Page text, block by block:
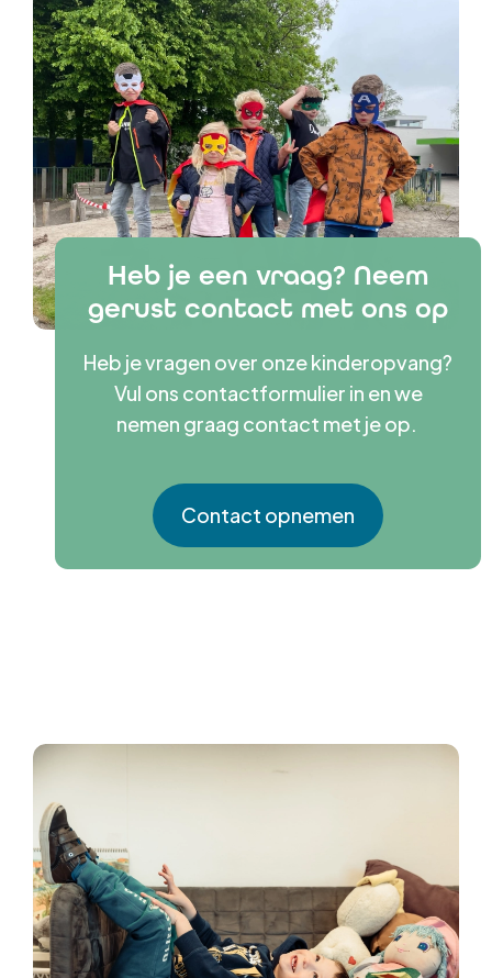
Heb je een vraag? Neem
gerust contact met ons op
Heb je vragen over onze kinderopvang?
Vul ons contactformulier in en we
nemen graag contact met je op.
Contact opnemen